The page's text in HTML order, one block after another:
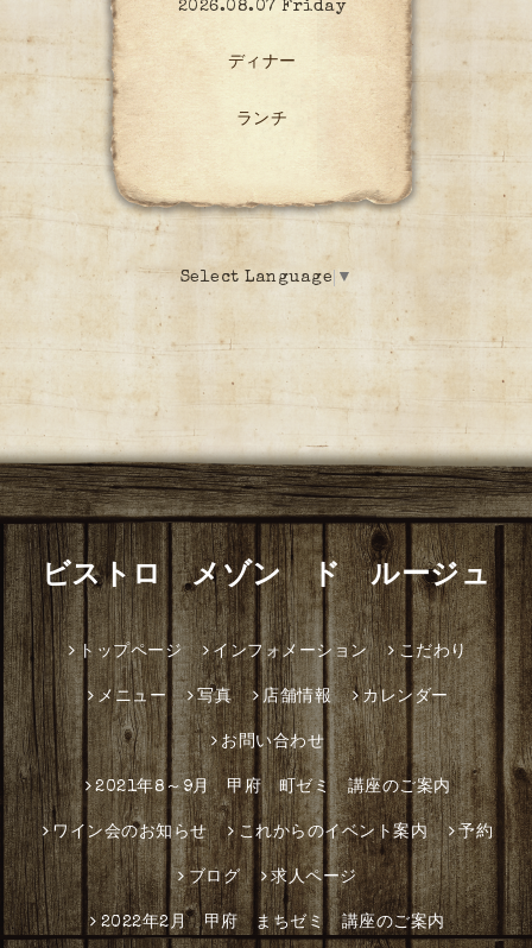
2026.08.07 Friday
ディナー
ランチ
Select Language ▼
ビストロ メゾン ド ルージュ
トップページ インフォメーション こだわり
メニュー 写真 店舗情報 カレンダー
お問い合わせ
2021年8～9月 甲府 町ゼミ 講座のご案内
ワイン会のお知らせ これからのイベント案内 予約
ブログ 求人ページ
2022年2月 甲府 まちゼミ 講座のご案内